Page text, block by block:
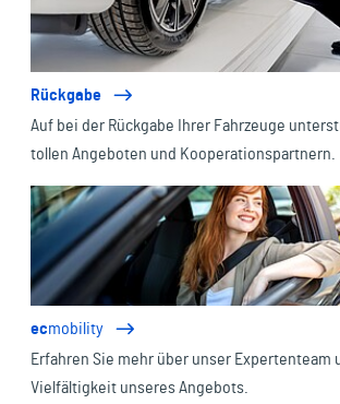
Rückgabe
Auf bei der Rückgabe Ihrer Fahrzeuge
tollen Angeboten und Kooperationspartnern.
ecmobility
Erfahren Sie mehr über unser Expertenteam
Vielfältigkeit unseres Angebots.